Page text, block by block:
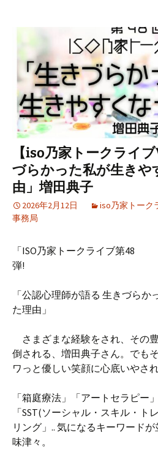
【iso乃家トークライ
づらかった私が生きや
由」増田典子
2026年2月12日 iso乃家トーク
事務局
「ISO乃家トークライブ第48
「公認心理師が語る 生きづらか
た理由」
さまざまな経験をされ、その
倒される、増田典子さん。でも
ワっと優しい笑顔に心底いやされ
「箱庭療法」「アートセラピー
「SST(ソーシャル・スキル・ト
リング」.. 気になるキーワード
味津々。